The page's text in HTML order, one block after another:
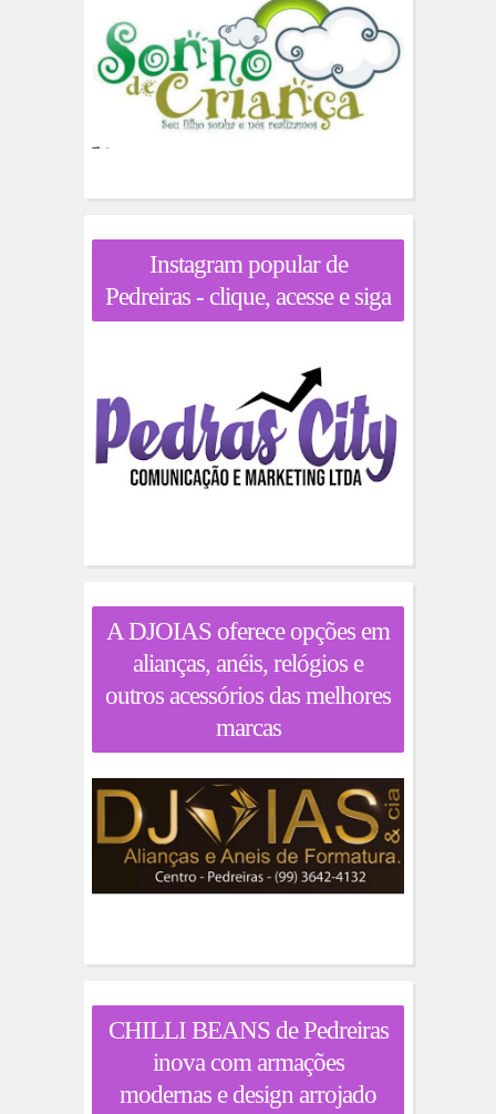
Instagram popular de
Pedreiras - clique, acesse e siga
A DJOIAS oferece opções em
alianças, anéis, relógios e
outros acessórios das melhores
marcas
CHILLI BEANS de Pedreiras
inova com armações
modernas e design arrojado